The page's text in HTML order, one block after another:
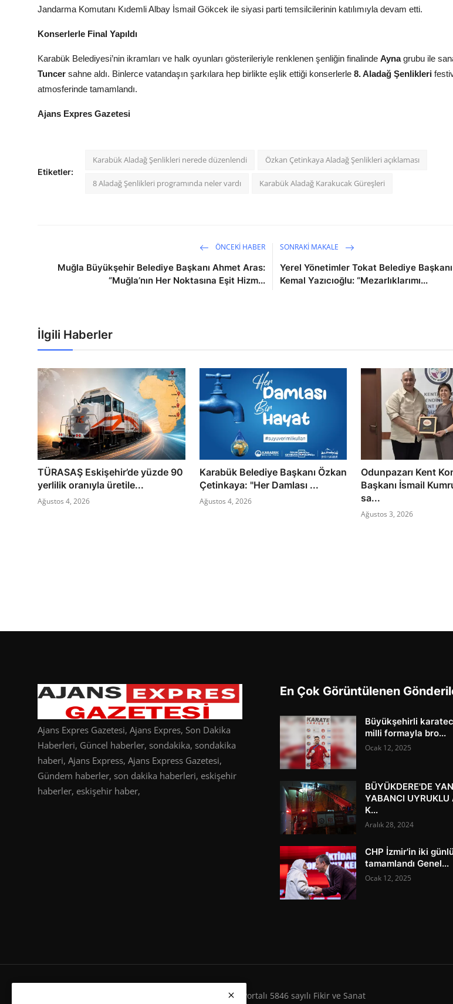
Jandarma Komutanı Kıdemli Albay İsmail Gökcek ile siyasi parti temsilcilerinin katılımıyla devam etti.
Konserlerle Final Yapıldı
Karabük Belediyesi’nin ikramları ve halk oyunları gösterileriyle renklenen şenliğin finalinde Aynagrubu ile
Tuncer sahne aldı. Binlerce vatandaşın şarkılara hep birlikte eşlik ettiği konserlerle 8. Aladağ Şenlikleri
atmosferinde tamamlandı.
Ajans Expres Gazetesi
Etiketler:
Karabük Aladağ Şenlikleri nerede düzenlendi Özkan Çetinkaya Aladağ Şenlikleri açıklaması
8 Aladağ Şenlikleri programında neler vardı Karabük Aladağ Karakucak Güreşleri
ÖNCEKI HABER
Muğla Büyükşehir Belediye Başkanı Ahmet Aras:
“Muğla’nın Her Noktasına Eşit Hizm...
SONRAKI MAKALE
Yerel Yönetimler Tokat Belediye
Kemal Yazıcıoğlu: “Mezarlıklarımı...
İlgili Haberler
TÜRASAŞ Eskişehir’de yüzde 90
yerlilik oranıyla üretile...
Ağustos 4, 2026
Karabük Belediye Başkanı Özkan
Çetinkaya: "Her Damlası ...
Ağustos 4, 2026
Odunpazarı Kent
Başkanı İsmail
sa...
Ağustos 3, 2026
Ajans Expres Gazetesi, Ajans Expres, Son Dakika
Haberleri, Güncel haberler, sondakika, sondakika
haberi, Ajans Express, Ajans Express Gazetesi,
Gündem haberler, son dakika haberleri, eskişehir
haberler, eskişehir haber,
En Çok Görüntülenen
Büyükşehirli
milli formayla bro...
Ocak 12, 2025
BÜYÜKDERE'DE
YABANCI UYRUKLU
K...
Aralık 28, 2024
CHP İzmir'in iki
tamamlandı Genel...
Ocak 12, 2025
Ajans Expres Gazetesi Copyright © Her Hakkı Haber Portalı 5846 sayılı Fikir ve Sanat